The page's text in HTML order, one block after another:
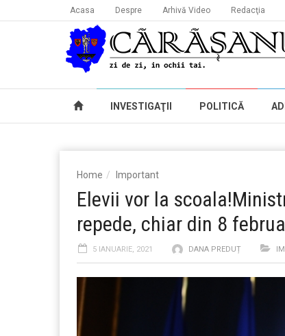
Acasa Despre Arhivă Video Redacţia
INVESTIGAŢII POLITICĂ
Home Important
Elevii vor la
repede, chiar din 8
5 IANUARIE, 2021 DANA PREDUȚ